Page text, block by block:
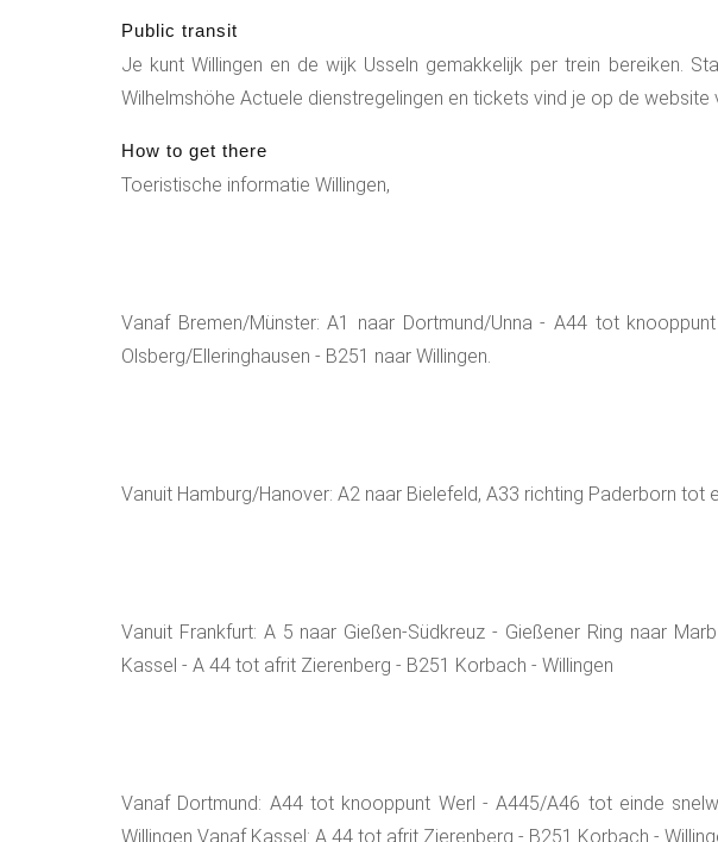
Public transit
Je kunt Willingen en de wijk Usseln gemakkelijk per trein bereiken.
Wilhelmshöhe Actuele dienstregelingen en tickets vind je op de website
How to get there
Toeristische informatie Willingen,
Vanaf Bremen/Münster: A1 naar Dortmund/Unna - A44 tot
Olsberg/Elleringhausen - B251 naar Willingen.
Vanuit Hamburg/Hanover: A2 naar Bielefeld, A33 richting Paderborn tot
Vanuit Frankfurt: A 5 naar Gießen-Südkreuz - Gießener Ring naar
Kassel - A 44 tot afrit Zierenberg - B251 Korbach - Willingen
Vanaf Dortmund: A44 tot knooppunt Werl - A445/A46 tot einde
Willingen Vanaf Kassel: A 44 tot afrit Zierenberg - B251 Korbach -